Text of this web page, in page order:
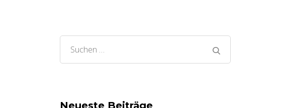
Suchen
nach:
Neueste Beiträge